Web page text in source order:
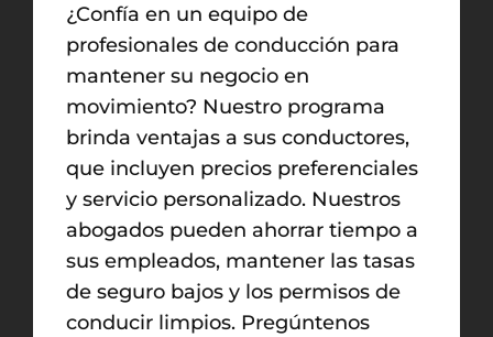
¿Confía en un equipo de
profesionales de conducción para
mantener su negocio en
movimiento? Nuestro programa
brinda ventajas a sus conductores,
que incluyen precios preferenciales
y servicio personalizado. Nuestros
abogados pueden ahorrar tiempo a
sus empleados, mantener las tasas
de seguro bajos y los permisos de
conducir limpios. Pregúntenos